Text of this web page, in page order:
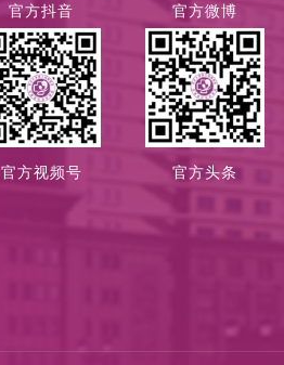
官方抖音 官方微博
官方视频号 官方头条